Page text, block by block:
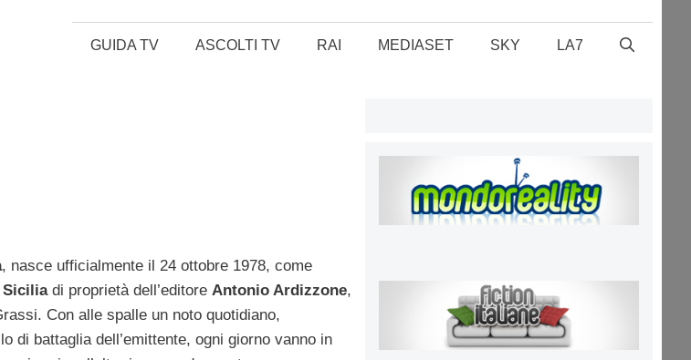
GUIDA TV ASCOLTI TV RAI MEDIASET SKY LA7
, nasce ufficialmente il 24 ottobre 1978, come
di proprietà dell’editore Antonio Ardizzone,
Con alle spalle un noto quotidiano,
di battaglia dell’emittente, ogni giorno vanno in